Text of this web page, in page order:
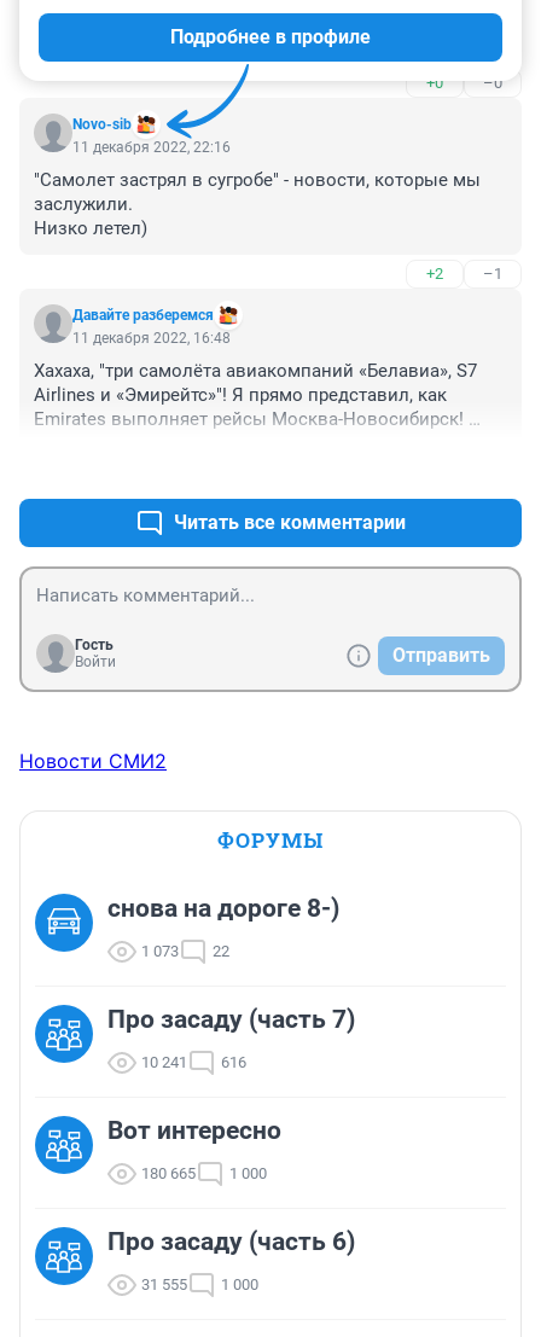
Новосибирска в Домодедово. Был очень густой
туман. Я полагаю, ждали рассвета в Москве. Самолёт
задержали на 2 часа. Приземлились мы все равно в
молоко. Ооочень волнительно было! Летчикам,
диспетчерам и всем, кто принимал участие в посадке
самолета большое спасибо за профессионализм! Вы
молодцы!
+0 –0
Novo-sib
Подробнее в профиле
11 декабря 2022, 22:16
"Самолет застрял в сугробе" - новости, которые мы
заслужили.
Низко летел)
+2 –1
Давайте разберемся
11 декабря 2022, 16:48
Хахаха, "три самолёта авиакомпаний «Белавиа», S7
Airlines и «Эмирейтс»"! Я прямо представил, как
Emirates выполняет рейсы Москва-Новосибирск!
Читать все комментарии
Гость
Войти
Отправить
Новости СМИ2
ФОРУМЫ
снова на дороге 8-)
1 073 22
Про засаду (часть 7)
10 241 616
Вот интересно
180 665 1 000
Про засаду (часть 6)
31 555 1 000